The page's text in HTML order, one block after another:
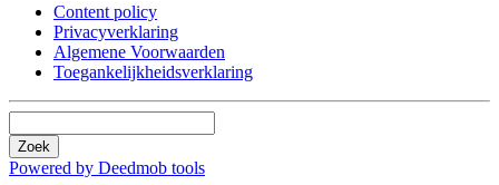
Content policy
Privacyverklaring
Algemene Voorwaarden
Toegankelijkheidsverklaring
Zoek
Powered by Deedmob tools